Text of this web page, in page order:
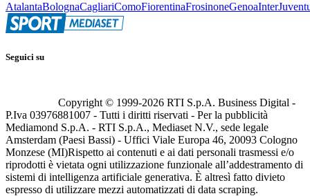
AtalantaBolognaCagliariComoFiorentinaFrosinoneGenoaInter
Seguici su
Copyright © 1999-2026 RTI S.p.A. Business Digital -
P.Iva 03976881007 - Tutti i diritti riservati - Per la pubblicità
Mediamond S.p.A. - RTI S.p.A., Mediaset N.V., sede legale
Amsterdam (Paesi Bassi) - Uffici Viale Europa 46, 20093 Cologno
Monzese (MI)Rispetto ai contenuti e ai dati personali trasmessi e/o
riprodotti è vietata ogni utilizzazione funzionale all’addestramento di
sistemi di intelligenza artificiale generativa. È altresì fatto divieto
espresso di utilizzare mezzi automatizzati di data scraping.